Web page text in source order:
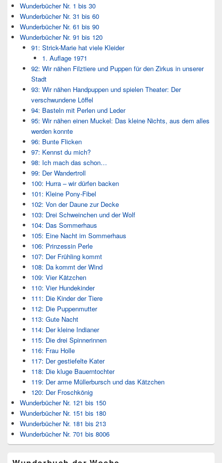
Wunderbücher Nr. 1 bis 30
Wunderbücher Nr. 31 bis 60
Wunderbücher Nr. 61 bis 90
Wunderbücher Nr. 91 bis 120
91: Strick-Marie hat viele Kleider
1. Auflage 1971
92: Wir nähen Filztiere und Puppen für den Zirkus in unserer
Stadt
93: Wir nähen Handpuppen und spielen Theater: Der
verschwundene Löffel
94: Basteln mit Perlen und Leder
95: Wir nähen einen Muckel: Das kleine Nichts, aus dem alles
werden konnte
96: Bunte Flicken
97: Kennst du mich?
98: Ich mach das schon…
99: Der Wandertroll
100: Hurra – wir dürfen backen
101: Kleine Pony-Fibel
102: Von der Daune zur Decke
103: Drei Schweinchen und der Wolf
104: Das Sommerhaus
105: Eine Nacht im Sommerhaus
106: Prinzessin Perle
107: Der Frühling kommt
108: Da kommt der Wind
109: Vier Kätzchen
110: Vier Hundekinder
111: Die Kinder der Tiere
112: Die Puppenmutter
113: Gute Nacht
114: Der kleine Indianer
115: Die drei Spinnerinnen
116: Frau Holle
117: Der gestiefelte Kater
118: Die kluge Bauerntochter
119: Der arme Müllerbursch und das Kätzchen
120: Der Froschkönig
Wunderbücher Nr. 121 bis 150
Wunderbücher Nr. 151 bis 180
Wunderbücher Nr. 181 bis 213
Wunderbücher Nr. 701 bis 8006